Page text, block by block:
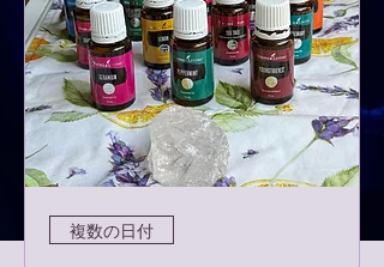
複数の日付